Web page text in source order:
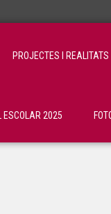
PROJECTES I REALITATS
ESCOLAR 2025